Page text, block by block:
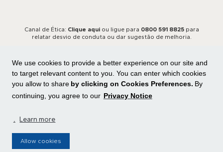
We use cookies to provide a better experience on our site and
to target relevant content to you. You can enter which cookies
you allow to share by clicking on Cookies Preferences. By
continuing, you agree to our Privacy Notice
. Learn more
Allow cookies
Canal de Ética: Clique aquiou ligue para 0800 591 8825para
relatar desvio de conduta ou dar sugestão de melhoria.
Todos os direitos reservados
Central de privacidade